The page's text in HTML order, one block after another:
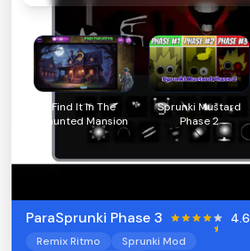
Find It In The
Haunted Mansion
Sprunki Mustard
Phase 2
ParaSprunki Phase 3 4.6
Remix Ritmo
Sprunki Mod